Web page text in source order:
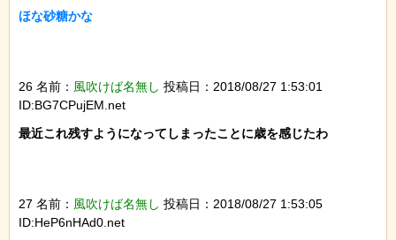
ほな砂糖かな
26 名前： 風吹けば名無し 投稿日：2018/08/27 1:53:01
ID:BG7CPujEM.net
最近これ残すようになってしまったことに歳を感じたわ
27 名前： 風吹けば名無し 投稿日：2018/08/27 1:53:05
ID:HeP6nHAd0.net